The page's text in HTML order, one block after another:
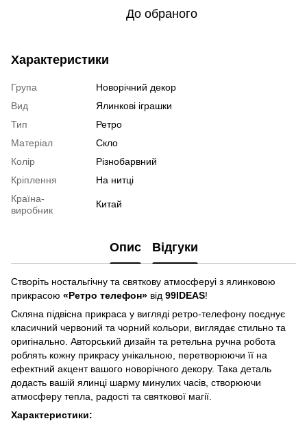
До обраного
Характеристики
Група
Новорічний декор
Вид
Ялинкові іграшки
Тип
Ретро
Матеріал
Скло
Колір
Різнобарвний
Кріплення
На нитці
Країна-
виробник
Китай
Опис Відгуки
Створіть ностальгічну та святкову атмосферуі з ялинковою
прикрасою «Ретро телефон» від 99IDEAS!
Скляна підвісна прикраса у вигляді ретро-телефону поєднує
класичний червоний та чорний кольори, виглядає стильно та
оригінально. Авторський дизайн та ретельна ручна робота
роблять кожну прикрасу унікальною, перетворюючи її на
ефектний акцент вашого новорічного декору. Така деталь
додасть вашій ялинці шарму минулих часів, створюючи
атмосферу тепла, радості та святкової магії.
Характеристики: